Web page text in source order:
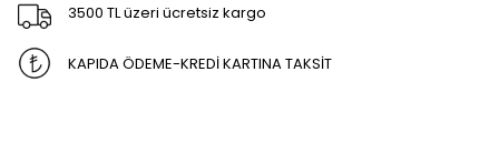
3500 TL üzeri ücretsiz kargo
KAPIDA ÖDEME-KREDİ KARTINA TAKSİT